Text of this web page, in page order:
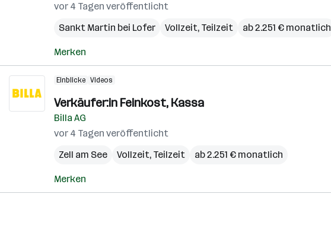
vor 4 Tagen veröffentlicht
Sankt Martin bei Lofer
Vollzeit, Teilzeit ab 2.251 € monatlich
Merken
Einblicke Videos
Verkäufer:in Feinkost, Kassa
Billa AG
vor 4 Tagen veröffentlicht
Zell am See
Vollzeit, Teilzeit ab 2.251 € monatlich
Merken